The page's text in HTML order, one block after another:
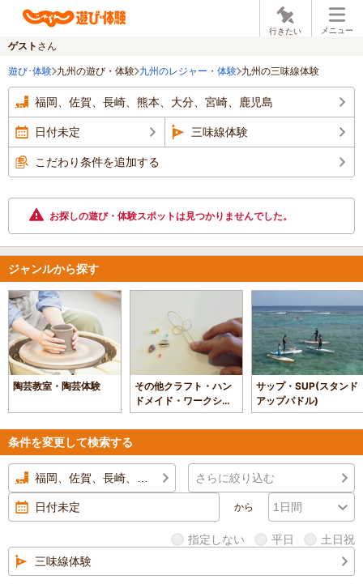
行きたい メニュー
ゲスト さん
遊び･体験 九州の遊び・体験 九州のレジャー・体験 九州の三味線体験
福岡、佐賀、長崎、熊本、大分、宮崎、鹿児島
日付未定 三味線体験
こだわり条件を追加する
お探しの遊び・体験スポットは見つかりませんでした。
ジャンルから探す
陶芸教室・陶芸体験
その他クラフト・ハン
ドメイド・ワークショ
ップ
サップ・SUP(スタンド
アップパドル)
条件を変更して検索する
福岡、佐賀、長崎、熊本、大分、宮崎、鹿児島
さらに絞り込む
から
指定しない 平日 土日祝
三味線体験